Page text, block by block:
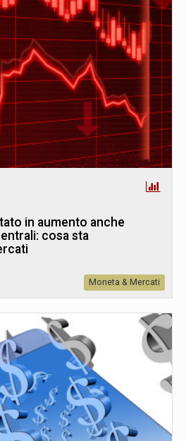
in aumento anche
cosa sta
Moneta & Mercati